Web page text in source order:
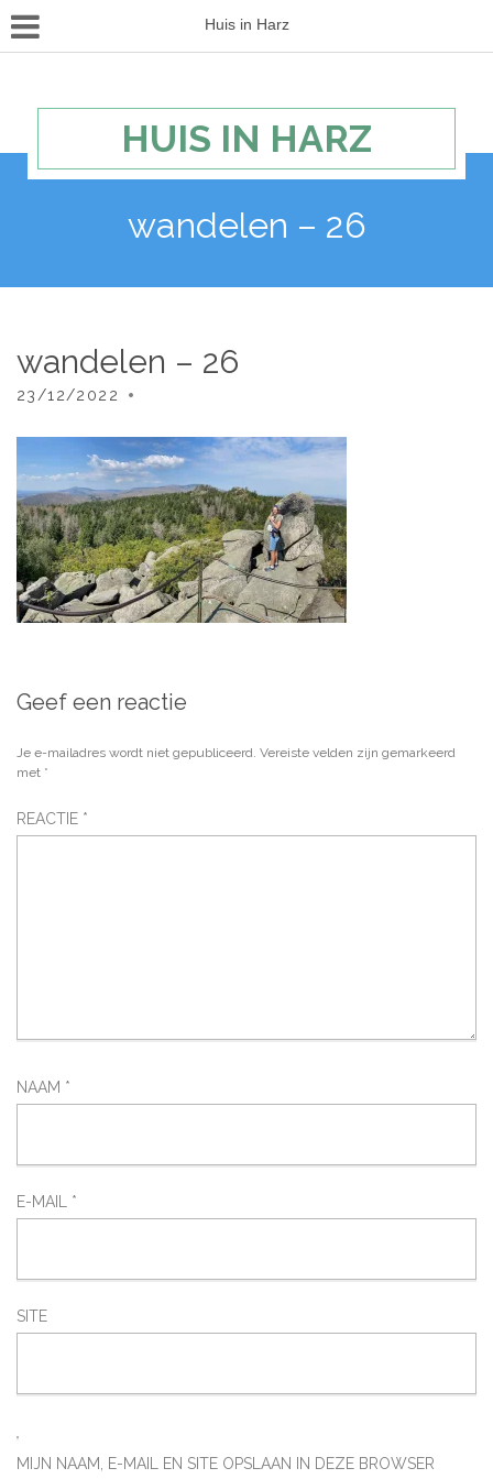
Huis in Harz
HUIS IN HARZ
wandelen – 26
wandelen – 26
23/12/2022
Geef een reactie
Je e-mailadres wordt niet gepubliceerd. Vereiste velden zijn gemarkeerd
met *
REACTIE *
NAAM *
E-MAIL *
SITE
MIJN NAAM, E-MAIL EN SITE OPSLAAN IN DEZE BROWSER